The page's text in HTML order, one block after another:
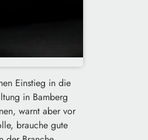
Einstieg in die
in Bamberg
warnt aber vor
brauche gute